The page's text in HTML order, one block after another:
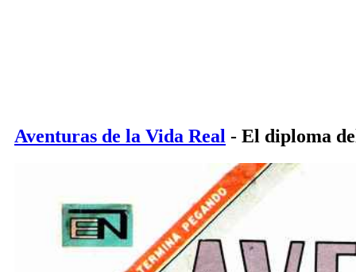
Aventuras de la Vida Real - El diploma